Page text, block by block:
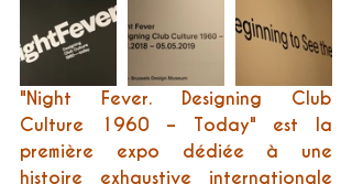
"Night Fever. Designing Club
Culture 1960 – Today" est la
première expo dédiée à une
histoire exhaustive internationale